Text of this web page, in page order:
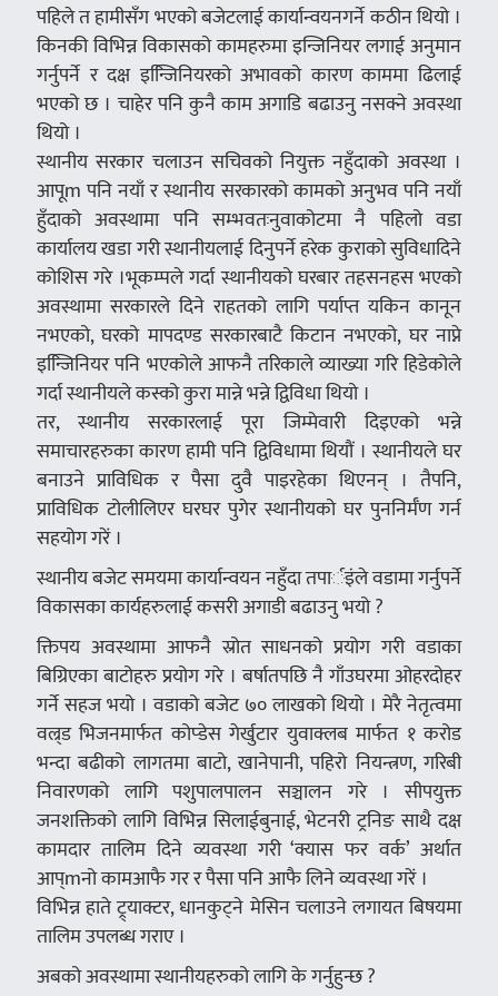
पहिले त हामीसँग भएको बजेटलाई कार्यान्वयनगर्ने कठीन थियो ।
किनकी विभिन्न विकासको कामहरुमा इन्जिनियर लगाई अनुमान
गर्नुपर्ने र दक्ष इन्जििनियरको अभावको कारण काममा ढिलाई
भएको छ । चाहेर पनि कुनै काम अगाडि बढाउनु नसक्ने अवस्था
थियो ।
स्थानीय सरकार चलाउन सचिवको नियुक्त नहुँदाको अवस्था ।
आपूm पनि नयाँ र स्थानीय सरकारको कामको अनुभव पनि नयाँ
हुँदाको अवस्थामा पनि सम्भवतःनुवाकोटमा नै पहिलो वडा
कार्यालय खडा गरी स्थानीयलाई दिनुपर्ने हरेक कुराको सुविधादिने
कोशिस गरे ।भूकम्पले गर्दा स्थानीयको घरबार तहसनहस भएको
अवस्थामा सरकारले दिने राहतको लागि पर्याप्त यकिन कानून
नभएको, घरको मापदण्ड सरकारबाटै किटान नभएको, घर नाप्ने
इन्जििनियर पनि भएकोले आफनै तरिकाले व्याख्या गरि हिडेकोले
गर्दा स्थानीयले कस्को कुरा मान्ने भन्ने द्विविधा थियो ।
तर, स्थानीय सरकारलाई पूरा जिम्मेवारी दिइएको भन्ने
समाचारहरुका कारण हामी पनि द्विविधामा थियौं । स्थानीयले घर
बनाउने प्राविधिक र पैसा दुवै पाइरहेका थिएनन् । तैपनि,
प्राविधिक टोलीलिएर घरघर पुगेर स्थानीयको घर पुननिर्मँण गर्न
सहयोग गरें ।
स्थानीय बजेट समयमा कार्यान्वयन नहुँदा तपार्इंले वडामा गर्नुपर्ने
विकासका कार्यहरुलाई कसरी अगाडी बढाउनु भयो ?
क्तिपय अवस्थामा आफनै स्रोत साधनको प्रयोग गरी वडाका
बिग्रिएका बाटोहरु प्रयोग गरे । बर्षातपछि नै गाँउघरमा ओहरदोहर
गर्ने सहज भयो । वडाको बजेट ७० लाखको थियो । मेरै नेतृत्वमा
वल्र्ड भिजनमार्फत कोप्डेस गेर्खुटार युवाक्लब मार्फत १ करोड
भन्दा बढीको लागतमा बाटो, खानेपानी, पहिरो नियन्त्रण, गरिबी
निवारणको लागि पशुपालपालन सञ्चालन गरे । सीपयुक्त
जनशक्तिको लागि विभिन्न सिलाईबुनाई, भेटनरी ट्रनिङ साथै दक्ष
कामदार तालिम दिने व्यवस्था गरी ‘क्यास फर वर्क’ अर्थात
आप्mनो कामआफै गर र पैसा पनि आफै लिने व्यवस्था गरें ।
विभिन्न हाते ट्र्याक्टर, धानकुट्ने मेसिन चलाउने लगायत बिषयमा
तालिम उपलब्ध गराए ।
अबको अवस्थामा स्थानीयहरुको लागि के गर्नुहुन्छ ?